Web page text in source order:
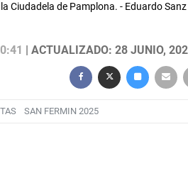
Ciudadela de Pamplona. - Eduardo
| ACTUALIZADO: 28 JUNIO,
SAN FERMIN 2025